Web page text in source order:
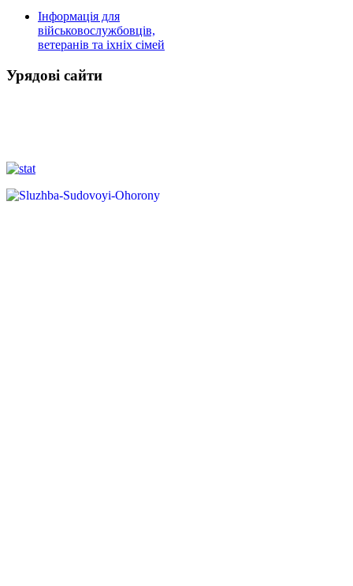
Інформація для
військовослужбовців,
ветеранів та іхніх сімей
Урядові сайти